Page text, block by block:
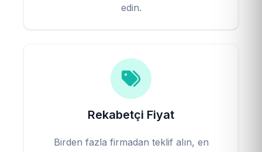
edin.
Rekabetçi Fiyat
Birden fazla firmadan teklif alın, en